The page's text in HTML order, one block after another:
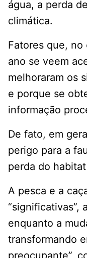
água, a perda
climática.
Fatores que,
ano se veem
melhoraram os
e porque se
informação
De fato, em
perigo para a
perda do
A pesca e a
“significativas”,
enquanto a
transformando
preocupante”,